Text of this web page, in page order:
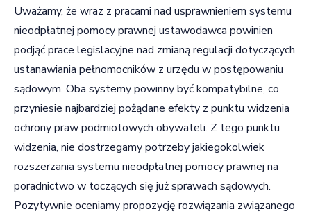
Uważamy, że wraz z pracami nad usprawnieniem systemu
nieodpłatnej pomocy prawnej ustawodawca powinien
podjąć prace legislacyjne nad zmianą regulacji dotyczących
ustanawiania pełnomocników z urzędu w postępowaniu
sądowym. Oba systemy powinny być kompatybilne, co
przyniesie najbardziej pożądane efekty z punktu widzenia
ochrony praw podmiotowych obywateli. Z tego punktu
widzenia, nie dostrzegamy potrzeby jakiegokolwiek
rozszerzania systemu nieodpłatnej pomocy prawnej na
poradnictwo w toczących się już sprawach sądowych.
Pozytywnie oceniamy propozycję rozwiązania związanego